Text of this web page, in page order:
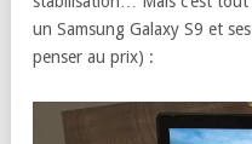
un Samsung Galaxy S9 et
penser au prix) :